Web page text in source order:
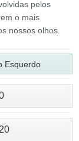
pelos
o mais
nossos olhos.
Esquerdo